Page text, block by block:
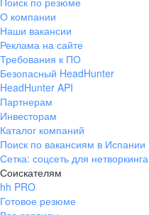
+7 383 207-94-64
pr@nsk.hh.ru
О компании
Наши вакансии
Реклама на сайте
Требования к ПО
Безопасный HeadHunter
HeadHunter API
Партнерам
Инвесторам
Каталог компаний
Поиск по вакансиям в Испании
Сетка: соцсеть для нетворкинга
Соискателям
hh PRO
Готовое резюме